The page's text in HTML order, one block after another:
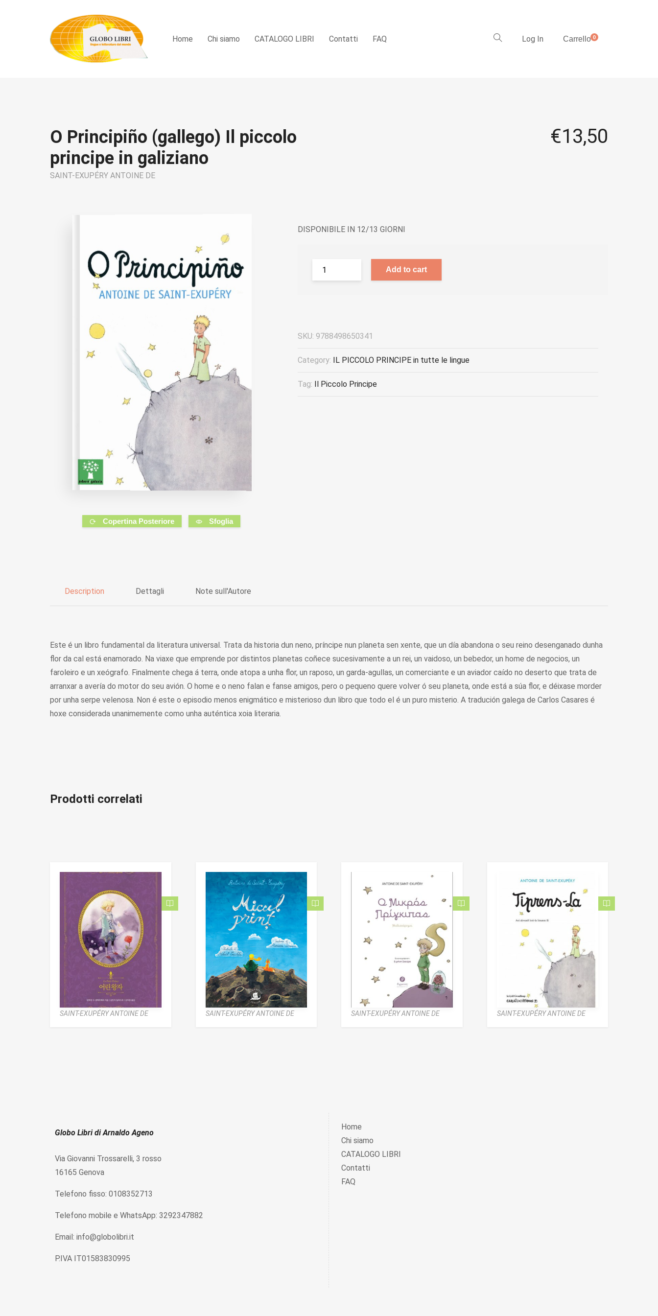
Home Chi siamo CATALOGO LIBRI Contatti FAQ Log In Carrello0
O Principiño (gallego) Il piccolo
principe in galiziano
SAINT-EXUPÉRY ANTOINE DE
€13,50
Copertina Posteriore Sfoglia
DISPONIBILE IN 12/13 GIORNI
Add to cart
SKU: 9788498650341
Category: IL PICCOLO PRINCIPE in tutte le lingue
Tag: Il Piccolo Principe
Description Dettagli Note sull'Autore
Este é un libro fundamental da literatura universal. Trata da historia dun neno, príncipe nun planeta sen xente, que un día abandona o seu reino desenganado dunha
flor da cal está enamorado. Na viaxe que emprende por distintos planetas coñece sucesivamente a un rei, un vaidoso, un bebedor, un home de negocios, un
faroleiro e un xeógrafo. Finalmente chega á terra, onde atopa a unha flor, un raposo, un garda-agullas, un comerciante e un aviador caído no deserto que trata de
arranxar a avería do motor do seu avión. O home e o neno falan e fanse amigos, pero o pequeno quere volver ó seu planeta, onde está a súa flor, e déixase morder
por unha serpe velenosa. Non é este o episodio menos enigmático e misterioso dun libro que todo el é un puro misterio. A tradución galega de Carlos Casares é
hoxe considerada unanimemente como unha auténtica xoia literaria.
Prodotti correlati
SAINT-EXUPÉRY ANTOINE DE SAINT-EXUPÉRY ANTOINE DE SAINT-EXUPÉRY ANTOINE DE SAINT-EXUPÉRY ANTOINE DE
Globo Libri di Arnaldo Ageno
Via Giovanni Trossarelli, 3 rosso
16165 Genova
Telefono fisso: 0108352713
Telefono mobile e WhatsApp: 3292347882
Email: info@globolibri.it
P.IVA IT01583830995
Home
Chi siamo
CATALOGO LIBRI
Contatti
FAQ